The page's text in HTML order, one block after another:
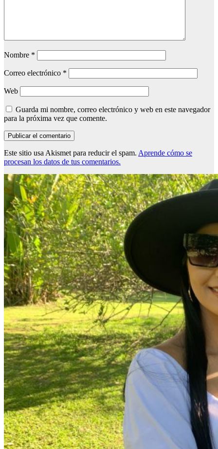
Nombre *
Correo electrónico *
Web
Guarda mi nombre, correo electrónico y web en este navegador
para la próxima vez que comente.
Este sitio usa Akismet para reducir el spam. Aprende cómo se
procesan los datos de tus comentarios.